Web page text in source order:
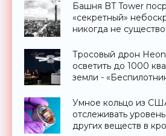
Башня BT Tower
«секретный»
никогда не
Тросовый дрон
осветить до 1000
земли -
Умное кольцо из
отслеживать
других веществ в